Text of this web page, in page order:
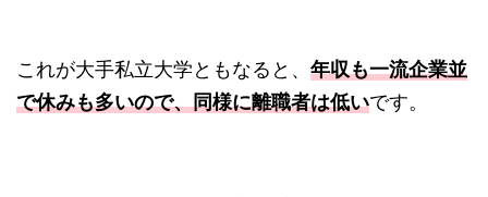
これが大手私立大学ともなると、 年収も一流企業並
で休みも多いので、同様に離職者は低いです。